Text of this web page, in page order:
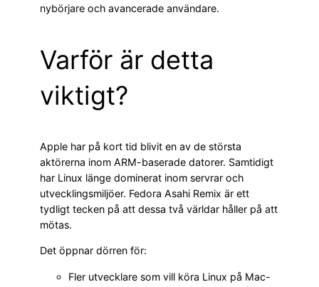
nybörjare och avancerade användare.
Varför är detta
viktigt?
Apple har på kort tid blivit en av de största
aktörerna inom ARM-baserade datorer. Samtidigt
har Linux länge dominerat inom servrar och
utvecklingsmiljöer. Fedora Asahi Remix är ett
tydligt tecken på att dessa två världar håller på att
mötas.
Det öppnar dörren för:
Fler utvecklare som vill köra Linux på Mac-